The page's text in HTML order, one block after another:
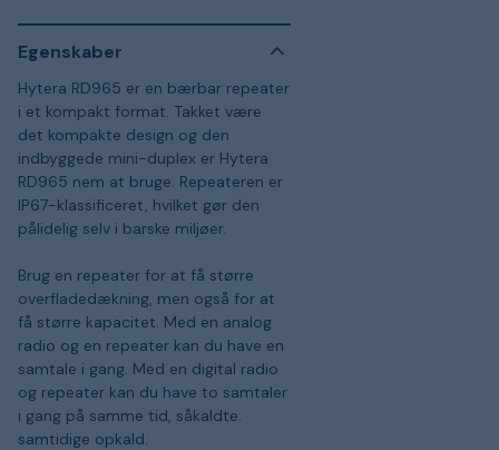
Egenskaber
Hytera RD965 er en bærbar repeater
i et kompakt format. Takket være
det kompakte design og den
indbyggede mini-duplex er Hytera
RD965 nem at bruge. Repeateren er
IP67-klassificeret, hvilket gør den
pålidelig selv i barske miljøer.
Brug en repeater for at få større
overfladedækning, men også for at
få større kapacitet. Med en analog
radio og en repeater kan du have en
samtale i gang. Med en digital radio
og repeater kan du have to samtaler
i gang på samme tid, såkaldte.
samtidige opkald.